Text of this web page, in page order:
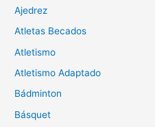
Ajedrez
Atletas Becados
Atletismo
Atletismo Adaptado
Bádminton
Básquet